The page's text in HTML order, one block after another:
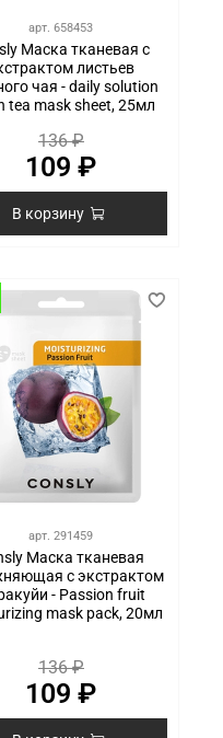
арт.658453
Маска тканевая с
листьев
чая - daily solution
tea mask sheet, 25мл
136 ₽
109 ₽
В корзину
арт.291459
Маска тканевая
с экстрактом
- Passion fruit
mask pack, 20мл
136 ₽
109 ₽